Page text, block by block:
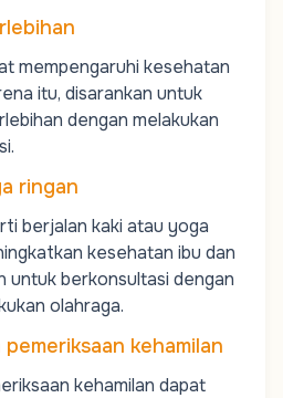
mempengaruhi kesehatan
itu, disarankan untuk
dengan melakukan
ringan
berjalan kaki atau yoga
kesehatan ibu dan
untuk berkonsultasi dengan
olahraga.
kehamilan
kehamilan dapat